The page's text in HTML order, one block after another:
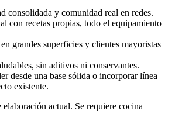
consolidada y comunidad real en redes.
con recetas propias, todo el equipamiento
grandes superficies y clientes mayoristas
sin aditivos ni conservantes.
desde una base sólida o incorporar línea
existente.
actual. Se requiere cocina